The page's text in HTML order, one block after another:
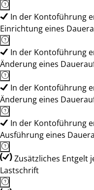
In der Kontoführung
Einrichtung eines
In der Kontoführung
Änderung eines
In der Kontoführung
Änderung eines
In der Kontoführung
Ausführung eines
Zusätzliches Entgelt
Lastschrift